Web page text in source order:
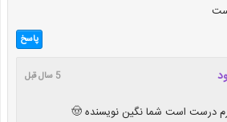
پاسخ
5 سال قبل
درست است شما نگین نویسنده 🤠